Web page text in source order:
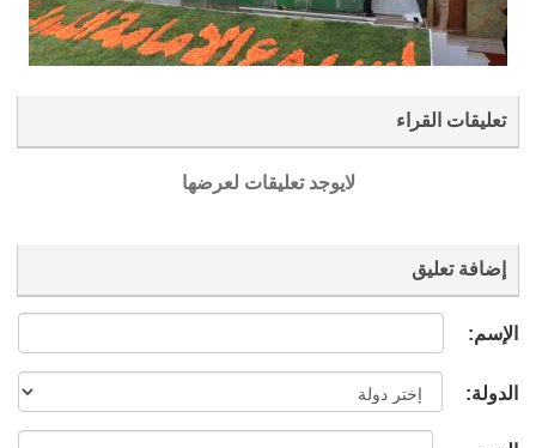
تعليقات القراء
لايوجد تعليقات لعرضها
إضافة تعليق
الإسم:
الدولة: